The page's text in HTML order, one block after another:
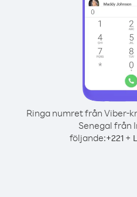
Ringa numret från Viber-
Senegal från
följande:+221+